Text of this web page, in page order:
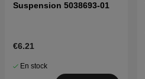
Suspension 5038693-01
€6.21
En stock